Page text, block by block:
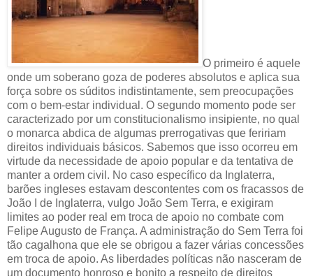
O primeiro é aquele
onde um soberano goza de poderes absolutos e aplica sua
força sobre os súditos indistintamente, sem preocupações
com o bem-estar individual. O segundo momento pode ser
caracterizado por um constitucionalismo insipiente, no qual
o monarca abdica de algumas prerrogativas que feririam
direitos individuais básicos. Sabemos que isso ocorreu em
virtude da necessidade de apoio popular e da tentativa de
manter a ordem civil. No caso específico da Inglaterra,
barões ingleses estavam descontentes com os fracassos de
João I de Inglaterra, vulgo João Sem Terra, e exigiram
limites ao poder real em troca de apoio no combate com
Felipe Augusto de França. A administração do Sem Terra foi
tão cagalhona que ele se obrigou a fazer várias concessões
em troca de apoio. As liberdades políticas não nasceram de
um documento honroso e bonito a respeito de direitos